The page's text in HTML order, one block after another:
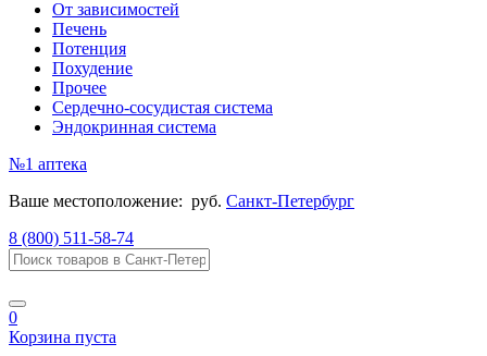
От зависимостей
Печень
Потенция
Похудение
Прочее
Сердечно-сосудистая система
Эндокринная система
№1 аптека
Ваше местоположение: руб. Санкт-Петербург
8 (800) 511-58-74
0
Корзина пуста